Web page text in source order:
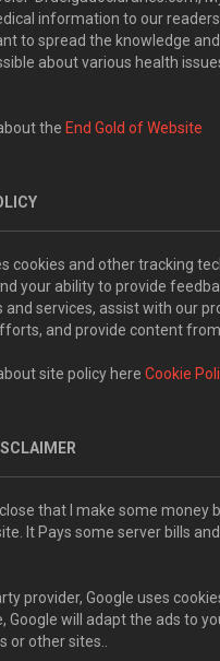
information to our
to spread the knowledge
about various health
the End Gold of Website
cookies and other tracking
your ability to provide
and services, assist with our
and provide content from
site policy here Cookie
that I make some money
It Pays some server bills
provider, Google uses
Google will adapt the ads to
or other sites..